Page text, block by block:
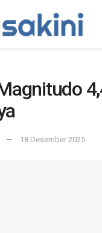
18 Desember 2025